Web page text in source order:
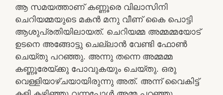
ആ സമയത്താണ് കണ്ണൂരെ വിലാസിനി
ചെറിയമ്മയുടെ മകൻ മനു വീണ് കൈ പൊട്ടി
ആശുപ്രതിയിലായത്. ചെറിയമ്മ അമ്മമ്മയോട്
ഉടനെ അങ്ങോട്ടു ചെല്ലാൻ വേണ്ടി ഫോൺ
ചെയ്തു പറഞ്ഞു. അന്നു തന്നെ അമ്മമ്മ
കണ്ണൂരേയ്ക്കു പോവുകയും ചെയ്തു. ഒരു
വെള്ളിയാഴ്ചയായിരുന്നു അത്. അന്ന് വൈകിട്ട്